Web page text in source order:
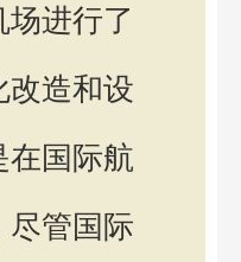
进行了
改造和设
在国际航
尽管国际